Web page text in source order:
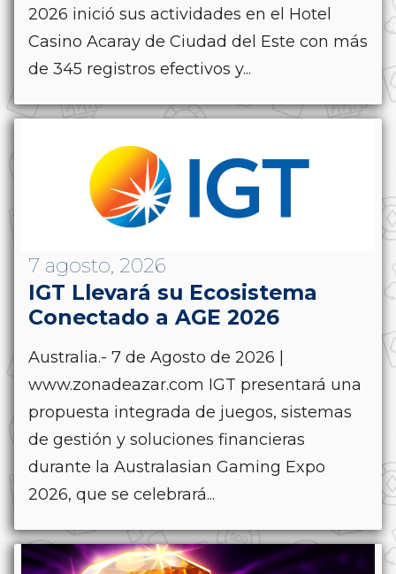
2026 inició sus actividades en el Hotel
Casino Acaray de Ciudad del Este con más
de 345 registros efectivos y...
7 agosto, 2026
IGT Llevará su Ecosistema
Conectado a AGE 2026
Australia.- 7 de Agosto de 2026 |
www.zonadeazar.com IGT presentará una
propuesta integrada de juegos, sistemas
de gestión y soluciones financieras
durante la Australasian Gaming Expo
2026, que se celebrará...